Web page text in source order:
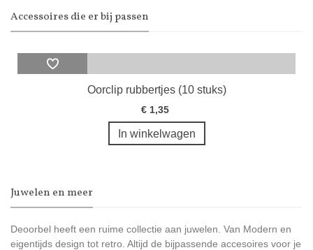
Accessoires die er bij passen
Oorclip rubbertjes (10 stuks)
€ 1,35
In winkelwagen
Juwelen en meer
Deoorbel heeft een ruime collectie aan juwelen. Van Modern en
eigentijds design tot retro. Altijd de bijpassende accesoires voor je